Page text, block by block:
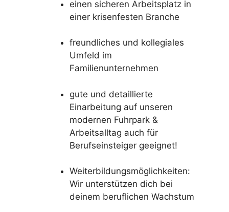
einen sicheren Arbeitsplatz in
einer krisenfesten Branche
freundliches und kollegiales
Umfeld im
Familienunternehmen
gute und detaillierte
Einarbeitung auf unseren
modernen Fuhrpark &
Arbeitsalltag auch für
Berufseinsteiger geeignet!
Weiterbildungsmöglichkeiten:
Wir unterstützen dich bei
deinem beruflichen Wachstum